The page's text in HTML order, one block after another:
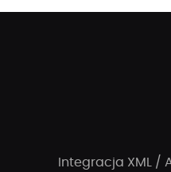
Integracja XML /